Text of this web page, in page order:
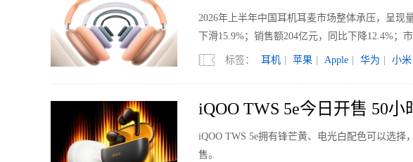
2026年上半年中国耳机耳麦市场整体承压，呈现
下滑15.9%；销售额204亿元，同比下降12.4%；
标签： 耳机 苹果 Apple 华为 小米
iQOO TWS 5e今日开售 50
iQOO TWS 5e拥有锋芒黄、电光白配色可以选
售。